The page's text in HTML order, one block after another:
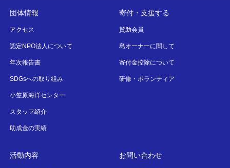
団体情報
アクセス
認定NPO法人について
年次報告書
SDGsへの取り組み
小笠原海洋センター
スタッフ紹介
助成金の実績
寄付・支援する
賛助会員
島オーナーに関して
寄付金控除について
研修・ボランティア
活動内容 お問い合わせ